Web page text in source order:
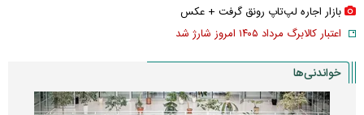
بازار اجاره لپ‌تاپ رونق گرفت + عکس
اعتبار کالابرگ مرداد ۱۴۰۵ امروز شارژ شد
خواندنی‌ها